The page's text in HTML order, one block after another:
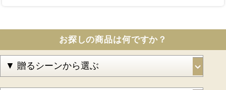
お探しの商品は何ですか？